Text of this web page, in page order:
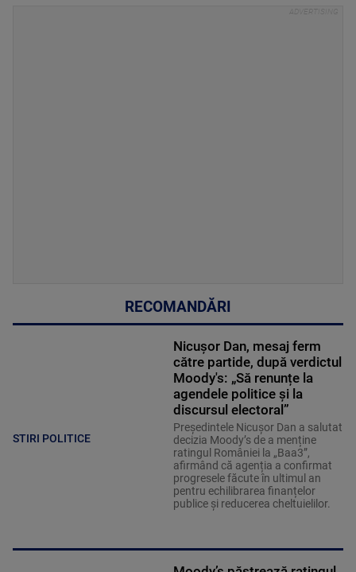
RECOMANDĂRI
STIRI POLITICE
Nicușor Dan, mesaj ferm
către partide, după verdictul
Moody's: „Să renunțe la
agendele politice şi la
discursul electoral”
Președintele Nicușor Dan a salutat
decizia Moody’s de a menține
ratingul României la „Baa3”,
afirmând că agenția a confirmat
progresele făcute în ultimul an
pentru echilibrarea finanțelor
publice și reducerea cheltuielilor.